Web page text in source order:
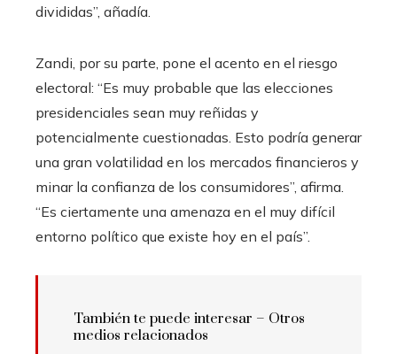
divididas”, añadía.
Zandi, por su parte, pone el acento en el riesgo
electoral: “Es muy probable que las elecciones
presidenciales sean muy reñidas y
potencialmente cuestionadas. Esto podría generar
una gran volatilidad en los mercados financieros y
minar la confianza de los consumidores”, afirma.
“Es ciertamente una amenaza en el muy difícil
entorno político que existe hoy en el país”.
También te puede interesar – Otros
medios relacionados